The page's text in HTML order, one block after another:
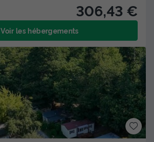
306,43 €
Voir les hébergements